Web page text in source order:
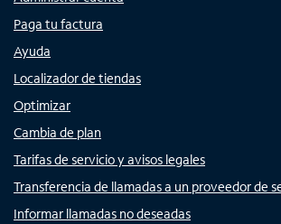
Paga tu factura
Ayuda
Localizador de tiendas
Optimizar
Cambia de plan
Tarifas de servicio y avisos legales
Transferencia de llamadas a un proveedor de
Informar llamadas no deseadas